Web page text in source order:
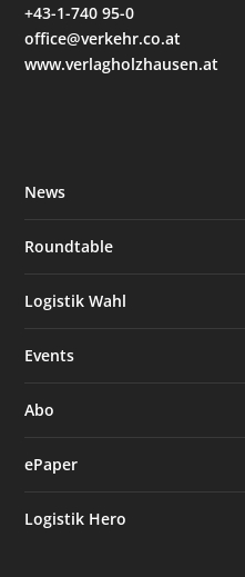
+43-1-740 95-0
office@verkehr.co.at
www.verlagholzhausen.at
News
Roundtable
Logistik Wahl
Events
Abo
ePaper
Logistik Hero